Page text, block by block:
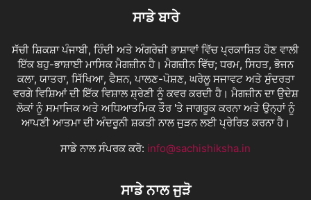
ਸਾਡੇ ਬਾਰੇ
ਸੱਚੀ ਸ਼ਿਕਸ਼ਾ ਪੰਜਾਬੀ, ਹਿੰਦੀ ਅਤੇ ਅੰਗਰੇਜ਼ੀ ਭਾਸ਼ਾਵਾਂ ਵਿੱਚ ਪ੍ਰਕਾਸ਼ਿਤ ਹੋਣ ਵਾਲੀ
ਇੱਕ ਬਹੁ-ਭਾਸ਼ਾਈ ਮਾਸਿਕ ਮੈਗਜ਼ੀਨ ਹੈ। ਮੈਗਜ਼ੀਨ ਵਿੱਚ; ਧਰਮ, ਸਿਹਤ, ਭੋਜਨ
ਕਲਾ, ਯਾਤਰਾ, ਸਿੱਖਿਆ, ਫੈਸ਼ਨ, ਪਾਲਣ-ਪੋਸ਼ਣ, ਘਰੇਲੂ ਸਜਾਵਟ ਅਤੇ ਸੁੰਦਰਤਾ
ਵਰਗੇ ਵਿਸ਼ਿਆਂ ਦੀ ਇੱਕ ਵਿਸ਼ਾਲ ਸ਼੍ਰੇਣੀ ਨੂੰ ਕਵਰ ਕਰਦੀ ਹੈ। ਮੈਗਜ਼ੀਨ ਦਾ ਉਦੇਸ਼
ਲੋਕਾਂ ਨੂੰ ਸਮਾਜਿਕ ਅਤੇ ਅਧਿਆਤਮਿਕ ਤੌਰ 'ਤੇ ਜਾਗਰੂਕ ਕਰਨਾ ਅਤੇ ਉਨ੍ਹਾਂ ਨੂੰ
ਆਪਣੀ ਆਤਮਾ ਦੀ ਅੰਦਰੂਨੀ ਸ਼ਕਤੀ ਨਾਲ ਜੁੜਨ ਲਈ ਪ੍ਰੇਰਿਤ ਕਰਨਾ ਹੈ।
ਸਾਡੇ ਨਾਲ ਸੰਪਰਕ ਕਰੋ: info@sachishiksha.in
ਸਾਡੇ ਨਾਲ ਜੁੜੋ